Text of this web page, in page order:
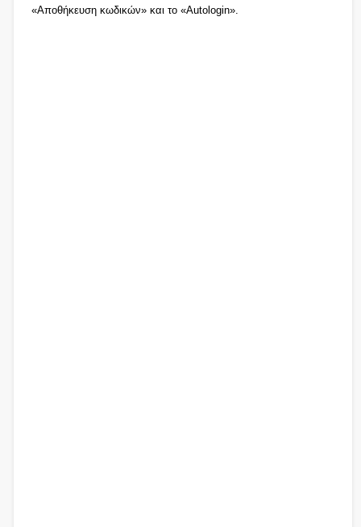
«Αποθήκευση κωδικών» και το «Autologin».